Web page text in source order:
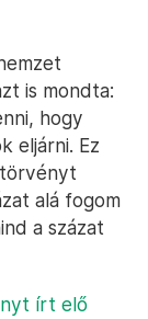
is mondta:
hogy
eljárni. Ez
alá fogom
a százat
írt elő